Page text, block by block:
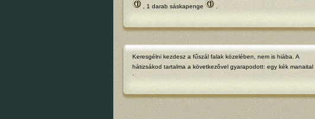
, 1 darab sáskapenge
Keresgélni kezdesz a fűszál falak közelében, nem is hiába. A
hátizsákod tartalma a következôvel gyarapodott: egykék manaital
.